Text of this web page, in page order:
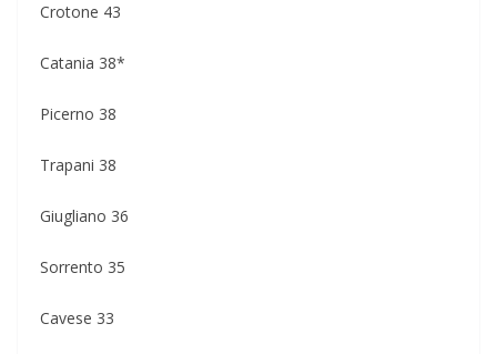
Crotone 43
Catania 38*
Picerno 38
Trapani 38
Giugliano 36
Sorrento 35
Cavese 33